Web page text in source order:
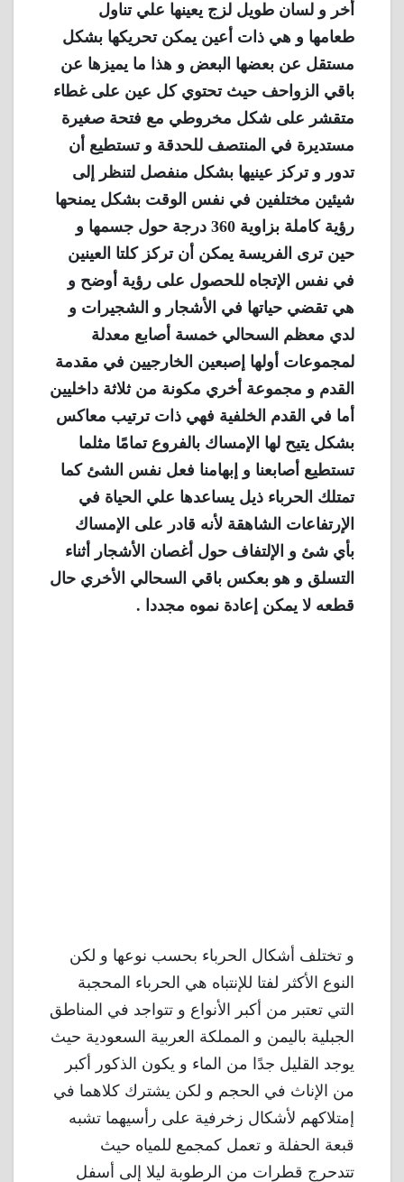
أخر و لسان طويل لزج يعينها علي تناول
طعامها و هي ذات أعين يمكن تحريكها بشكل
مستقل عن بعضها البعض و هذا ما يميزها عن
باقي الزواحف حيث تحتوي كل عين على غطاء
متقشر على شكل مخروطي مع فتحة صغيرة
مستديرة في المنتصف للحدقة و تستطيع أن
تدور و تركز عينيها بشكل منفصل لتنظر إلى
شيئين مختلفين في نفس الوقت بشكل يمنحها
رؤية كاملة بزاوية 360 درجة حول جسمها و
حين ترى الفريسة يمكن أن تركز كلتا العينين
في نفس الإتجاه للحصول على رؤية أوضح و
هي تقضي حياتها في الأشجار و الشجيرات و
لدي معظم السحالي خمسة أصابع معدلة
لمجموعات أولها إصبعين الخارجيين في مقدمة
القدم و مجموعة أخري مكونة من ثلاثة داخليين
أما في القدم الخلفية فهي ذات ترتيب معاكس
بشكل يتيح لها الإمساك بالفروع تمامًا مثلما
تستطيع أصابعنا و إبهامنا فعل نفس الشئ كما
تمتلك الحرباء ذيل يساعدها علي الحياة في
الإرتفاعات الشاهقة لأنه قادر على الإمساك
بأي شئ و الإلتفاف حول أغصان الأشجار أثناء
التسلق و هو بعكس باقي السحالي الأخري حال
قطعه لا يمكن إعادة نموه مجددا .
و تختلف أشكال الحرباء بحسب نوعها و لكن
النوع الأكثر لفتا للإنتباه هي الحرباء المحجبة
التي تعتبر من أكبر الأنواع و تتواجد في المناطق
الجبلية باليمن و المملكة العربية السعودية حيث
يوجد القليل جدًا من الماء و يكون الذكور أكبر
من الإناث في الحجم و لكن يشترك كلاهما في
إمتلاكهم لأشكال زخرفية على رأسيهما تشبه
قبعة الحفلة و تعمل كمجمع للمياه حيث
تتدحرج قطرات من الرطوبة ليلا إلى أسفل